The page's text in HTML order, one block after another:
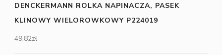
DENCKERMANN ROLKA NAPINACZA, PASEK
KLINOWY WIELOROWKOWY P224019
49,82zł